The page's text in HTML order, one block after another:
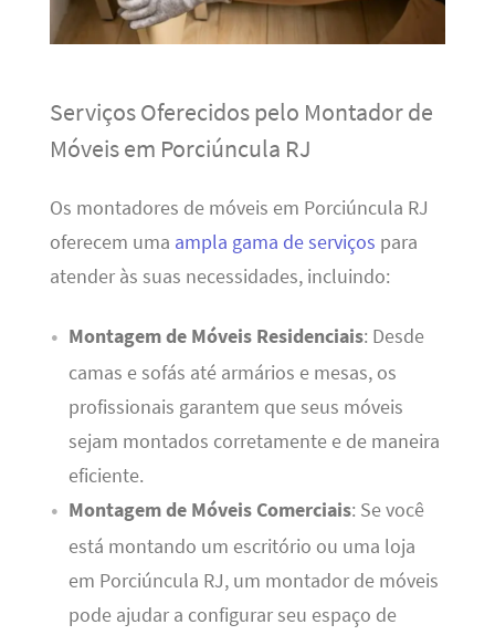
Serviços Oferecidos pelo Montador de
Móveis em Porciúncula RJ
Os montadores de móveis em Porciúncula RJ
oferecem uma ampla gama de serviços para
atender às suas necessidades, incluindo:
Montagem de Móveis Residenciais: Desde
camas e sofás até armários e mesas, os
profissionais garantem que seus móveis
sejam montados corretamente e de maneira
eficiente.
Montagem de Móveis Comerciais: Se você
está montando um escritório ou uma loja
em Porciúncula RJ, um montador de móveis
pode ajudar a configurar seu espaço de